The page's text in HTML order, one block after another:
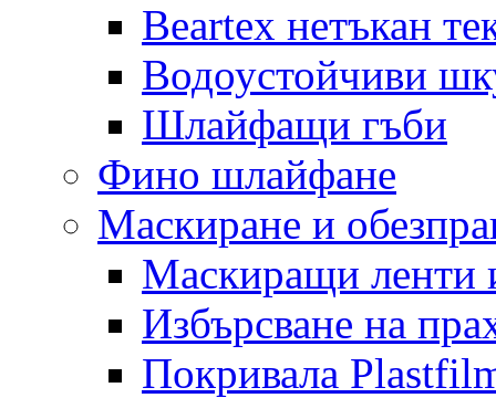
Beartex нетъкан
Водоустойчиви
Шлайфащи гъби
Фино шлайфане
Маскиране и
Маскиращи ленти
Избърсване на
Покривала